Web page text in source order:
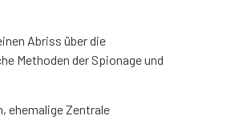
Abriss über die
Methoden der Spionage und
ehemalige Zentrale